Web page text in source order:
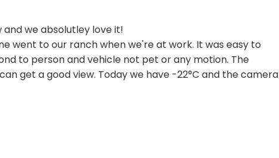
we absolutley love it!
went to our ranch when we're at work. It was easy to
to person and vehicle not pet or any motion. The
get a good view. Today we have -22°C and the camera